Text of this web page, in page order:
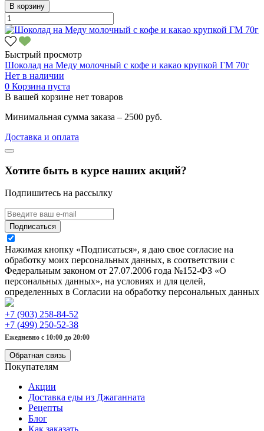
В корзину
Быстрый просмотр
Шоколад на Меду молочный с кофе и какао крупкой ГМ 70г
Нет в наличии
0 Корзина пуста
В вашей корзине нет товаров
Минимальная сумма заказа – 2500 руб.
Доставка и оплата
Хотите быть в курсе наших акций?
Подпишитесь на рассылку
Подписаться
Нажимая кнопку «Подписаться», я даю свое согласие на
обработку моих персональных данных, в соответствии с
Федеральным законом от 27.07.2006 года №152-ФЗ «О
персональных данных», на условиях и для целей,
определенных в Согласии на обработку персональных данных
+7 (903) 258-84-52
+7 (499) 250-52-38
Ежедневно с 10:00 до 20:00
Обратная связь
Покупателям
Акции
Доставка еды из Джаганната
Рецепты
Блог